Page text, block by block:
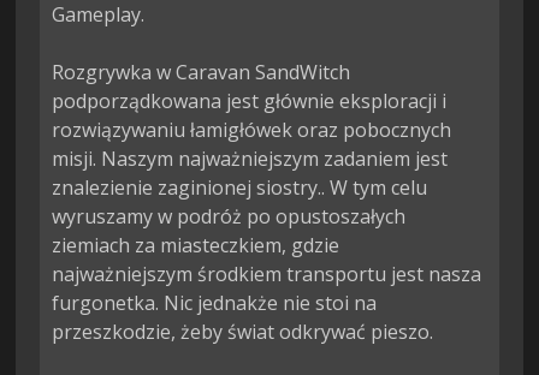
Gameplay.
Rozgrywka w Caravan SandWitch
podporządkowana jest głównie eksploracji i
rozwiązywaniu łamigłówek oraz pobocznych
misji. Naszym najważniejszym zadaniem jest
znalezienie zaginionej siostry.. W tym celu
wyruszamy w podróż po opustoszałych
ziemiach za miasteczkiem, gdzie
najważniejszym środkiem transportu jest nasza
furgonetka. Nic jednakże nie stoi na
przeszkodzie, żeby świat odkrywać pieszo.